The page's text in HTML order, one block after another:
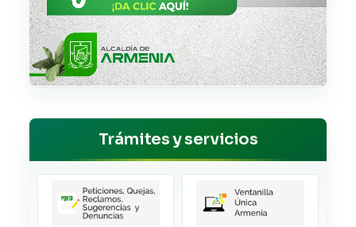
Trámites y servicios